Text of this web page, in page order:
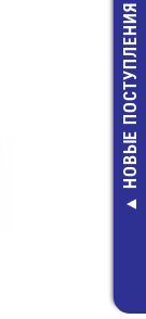
KLS5-1019-
(5х20)
НОВЫЕ ПОСТУПЛЕНИЯ